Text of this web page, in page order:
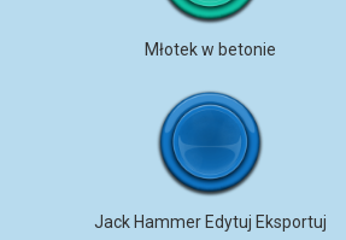
Młotek w betonie
Jack Hammer Edytuj Eksportuj